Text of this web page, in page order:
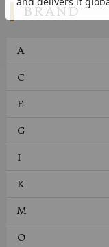
BRAND
A
C
E
G
I
K
M
O